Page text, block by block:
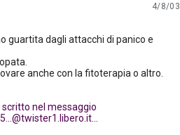
4/8/03
guartita dagli attacchi di panico e
anche con la fitoterapia o altro.
scritto nel messaggio